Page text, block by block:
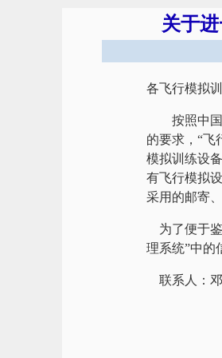
关于
各飞行模拟
按照中
的要求，“飞
模拟训练设
有飞行模拟
采用的邮寄
为了便于
理系统”中的
联系人：邓